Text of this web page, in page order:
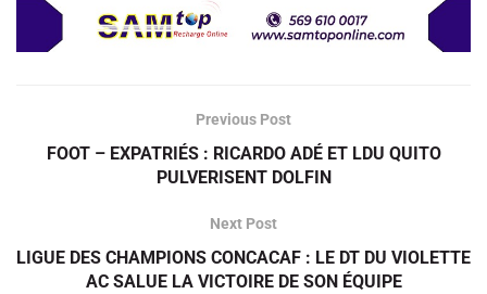
Previous Post
FOOT – EXPATRIÉS : RICARDO ADÉ ET LDU QUITO
PULVERISENT DOLFIN
Next Post
LIGUE DES CHAMPIONS CONCACAF : LE DT DU VIOLETTE
AC SALUE LA VICTOIRE DE SON ÉQUIPE